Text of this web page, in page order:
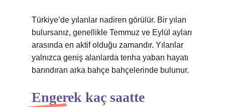
Türkiye’de yılanlar nadiren görülür. Bir yılan
bulursanız, genellikle Temmuz ve Eylül ayları
arasında en aktif olduğu zamandır. Yılanlar
yalnızca geniş alanlarda tenha yaban hayatı
barındıran arka bahçe bahçelerinde bulunur.
Engerek kaç saatte